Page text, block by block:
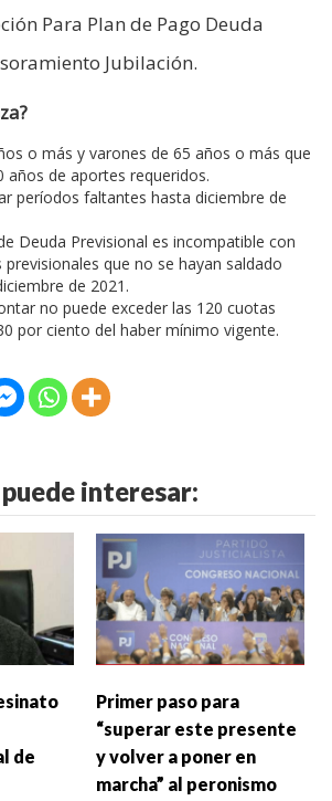
Para Plan de Pago Deuda
Jubilación.
o más y varones de 65 años o más que
años de aportes requeridos.
períodos faltantes hasta diciembre de
Deuda Previsional es incompatible con
que no se hayan saldado
de 2021.
no puede exceder las 120 cuotas
por ciento del haber mínimo vigente.
interesar:
de
Primer paso para
“superar este presente
y volver a poner en
marcha” al peronismo